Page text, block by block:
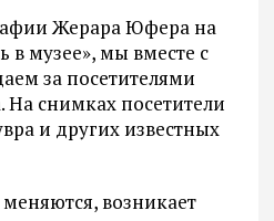
Жерара Юфера на
в музее», мы вместе с
за посетителями
На снимках посетители
и других известных
возникает